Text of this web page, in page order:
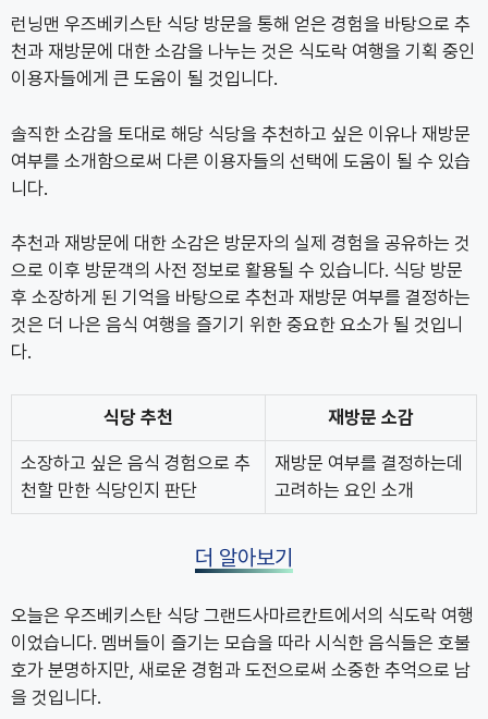
런닝맨 우즈베키스탄 식당 방문을 통해 얻은 경험을 바탕으로 추
천과 재방문에 대한 소감을 나누는 것은 식도락 여행을 기획 중인
이용자들에게 큰 도움이 될 것입니다.
솔직한 소감을 토대로 해당 식당을 추천하고 싶은 이유나 재방문
여부를 소개함으로써 다른 이용자들의 선택에 도움이 될 수 있습
니다.
추천과 재방문에 대한 소감은 방문자의 실제 경험을 공유하는 것
으로 이후 방문객의 사전 정보로 활용될 수 있습니다. 식당 방문
후 소장하게 된 기억을 바탕으로 추천과 재방문 여부를 결정하는
것은 더 나은 음식 여행을 즐기기 위한 중요한 요소가 될 것입니
다.
식당 추천 재방문 소감
소장하고 싶은 음식 경험으로 추
천할 만한 식당인지 판단
재방문 여부를 결정하는데
고려하는 요인 소개
더 알아보기
오늘은 우즈베키스탄 식당 그랜드사마르칸트에서의 식도락 여행
이었습니다. 멤버들이 즐기는 모습을 따라 시식한 음식들은 호불
호가 분명하지만, 새로운 경험과 도전으로써 소중한 추억으로 남
을 것입니다.